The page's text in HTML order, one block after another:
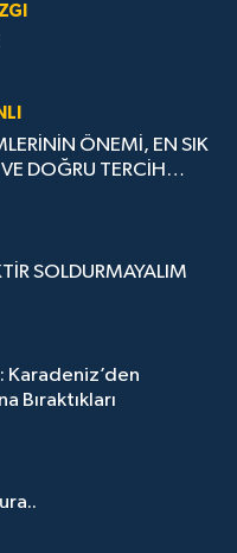
ÖNEMİ, EN SIK
DOĞRU TERCİH
SOLDURMAYALIM
Karadeniz’den
Bıraktıkları